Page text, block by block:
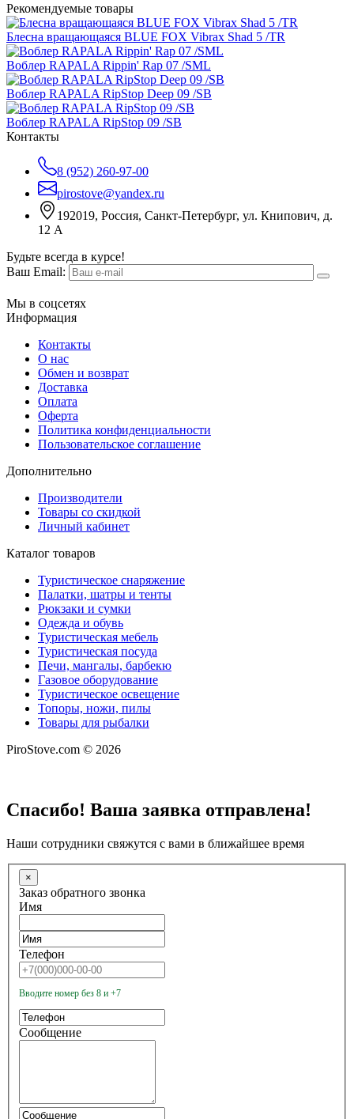
Рекомендуемые товары
Блесна вращающаяся BLUE FOX Vibrax Shad 5 /TR
Воблер RAPALA Rippin' Rap 07 /SML
Воблер RAPALA RipStop Deep 09 /SB
Воблер RAPALA RipStop 09 /SB
Контакты
8 (952) 260-97-00
pirostove@yandex.ru
192019, Россия, Санкт-Петербург, ул. Книпович, д.
12 А
Будьте всегда в курсе!
Ваш Email:
Мы в соцсетях
Информация
Контакты
О нас
Обмен и возврат
Доставка
Оплата
Оферта
Политика конфиденциальности
Пользовательское соглашение
Дополнительно
Производители
Товары со скидкой
Личный кабинет
Каталог товаров
Туристическое снаряжение
Палатки, шатры и тенты
Рюкзаки и сумки
Одежда и обувь
Туристическая мебель
Туристическая посуда
Печи, мангалы, барбекю
Газовое оборудование
Туристическое освещение
Топоры, ножи, пилы
Товары для рыбалки
PiroStove.com © 2026
Спасибо! Ваша заявка отправлена!
Наши сотрудники свяжутся с вами в ближайшее время
×
Заказ обратного звонка
Имя
Телефон
Вводите номер без 8 и +7
Сообщение